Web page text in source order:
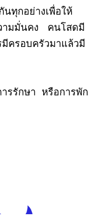
ทุกอย่างเพื่อให้
ามมั่นคง คนโสดมี
ครอบครัวมาแล้วมี
รรักษา หรือการพัก